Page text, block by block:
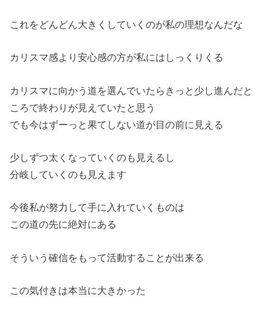
これをどんどん大きくしていくのが私の理想なんだな
カリスマ感より安心感の方が私にはしっくりくる
カリスマに向かう道を選んでいたらきっと少し進んだと
ころで終わりが見えていたと思う
でも今はずーっと果てしない道が目の前に見える
少しずつ太くなっていくのも見えるし
分岐していくのも見えます
今後私が努力して手に入れていくものは
この道の先に絶対にある
そういう確信をもって活動することが出来る
この気付きは本当に大きかった